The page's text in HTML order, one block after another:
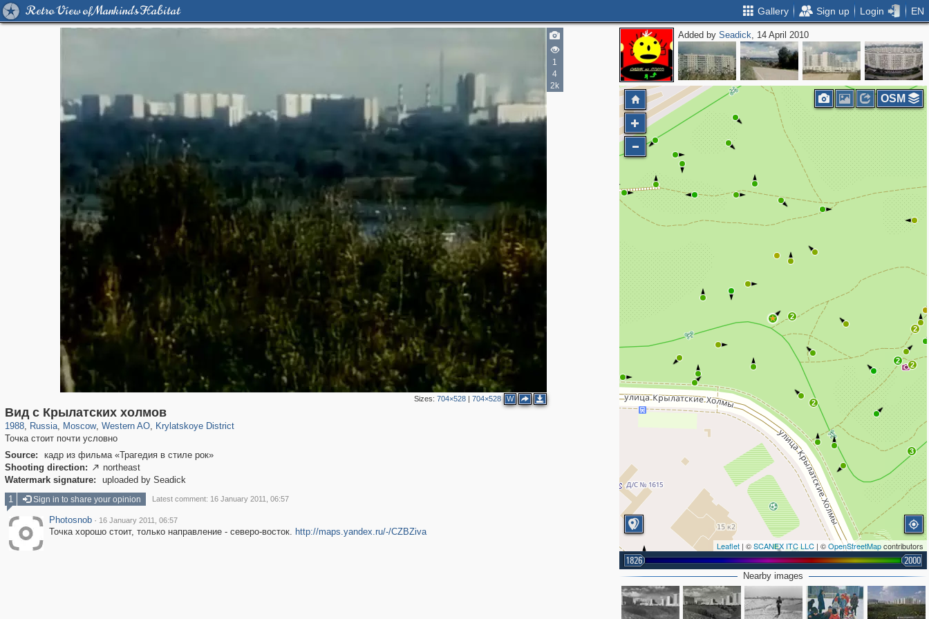
Retro View of Mankind's Habitat Gallery Sign up Login EN
1
4
2k
Sizes: 704×528| 704×528 W
Вид с Крылатских холмов
1988, Russia
1,407,368 29,248
, Moscow
319,882 8,286
, Western AO
27,131 310
, Krylatskoye District
1,754
Точка стоит почти условно
Source:
кадр из фильма «Трагедия в стиле рок»
Shooting direction:  northeast
Watermark signature:
uploaded by Seadick
Added bySeadick, 14 April 2010
2 2
3
2
2
2
Leaflet | ©SCANEX ITC LLC | ©OpenStreetMapcontributors
1826 2000
OSM
Nearby images
1 Sign in to share your opinion Latest comment: 16 January 2011, 06:57
Photosnob · 16 January 2011, 06:57
Точка хорошо стоит, только направление - северо-восток. http://maps.yandex.ru/-/CZBZiva